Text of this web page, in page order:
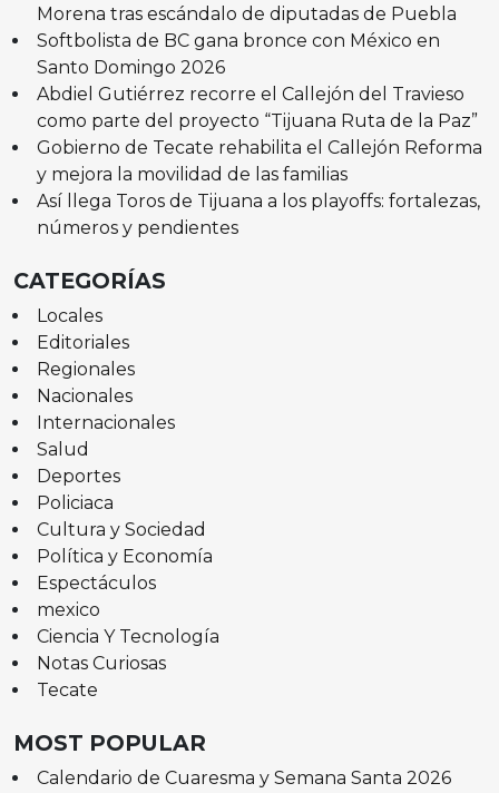
Morena tras escándalo de diputadas de Puebla
Softbolista de BC gana bronce con México en
Santo Domingo 2026
Abdiel Gutiérrez recorre el Callejón del Travieso
como parte del proyecto “Tijuana Ruta de la Paz”
Gobierno de Tecate rehabilita el Callejón Reforma
y mejora la movilidad de las familias
Así llega Toros de Tijuana a los playoffs: fortalezas,
números y pendientes
CATEGORÍAS
Locales
Editoriales
Regionales
Nacionales
Internacionales
Salud
Deportes
Policiaca
Cultura y Sociedad
Política y Economía
Espectáculos
mexico
Ciencia Y Tecnología
Notas Curiosas
Tecate
MOST POPULAR
Calendario de Cuaresma y Semana Santa 2026